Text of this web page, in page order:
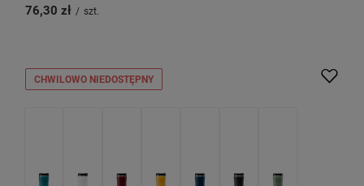
76,30 zł / szt.
CHWILOWO NIEDOSTĘPNY